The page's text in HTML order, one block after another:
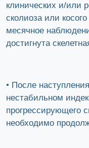
клинических и/или
сколиоза или
месячное
достигнута
• После
нестабильном
прогрессирующего
необходимо